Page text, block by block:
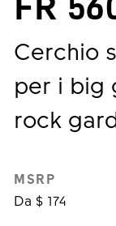
Cerchio
per i big
rock
MSRP
Da $ 174